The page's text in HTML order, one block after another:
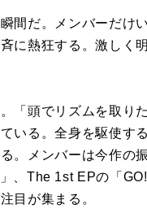
間だ。メンバーだけ
に熱狂する。激しく
「頭でリズム を取り
いる。全身を駆使す
。メンバーは今作の
、The 1st EPの「
目が集まる。